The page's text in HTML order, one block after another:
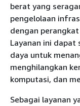
berat yang
pengelolaan
dengan
Layanan ini dapat
daya untuk
menghilangkan
komputasi, dan
Sebagai layanan